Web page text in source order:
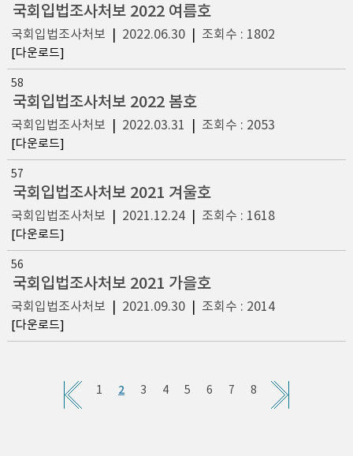
국회입법조사처보 2022 여름호
국회입법조사처보 2022.06.30| 조회수 : 1802
[다운로드]
58
국회입법조사처보 2022 봄호
국회입법조사처보 2022.03.31 조회수 : 2053
[다운로드]
57
국회입법조사처보 2021 겨울호
국회입법조사처보 2021.12.24| 조회수 : 1618
[다운로드]
56
국회입법조사처보 2021 가을호
국회입법조사처보 2021.09.30| 조회수 : 2014
[다운로드]
1 2 3 4 5 6 7 8